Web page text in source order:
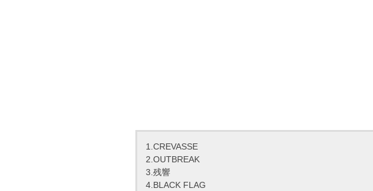
1.CREVASSE
2.OUTBREAK
3.残響
4.BLACK FLAG